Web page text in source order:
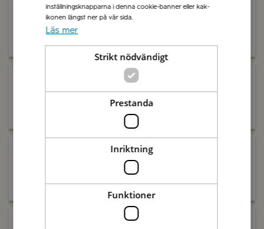
Olivmix grekisk urkärnad
Olivmix grekisk urkärnad
Ekologisk
Köp produkt Köp produkt
inställningsknapparna i denna cookie-banner eller kak-
ikonen längst ner på vår sida.
Läs mer
Strikt nödvändigt
Prestanda
Inriktning
Funktioner